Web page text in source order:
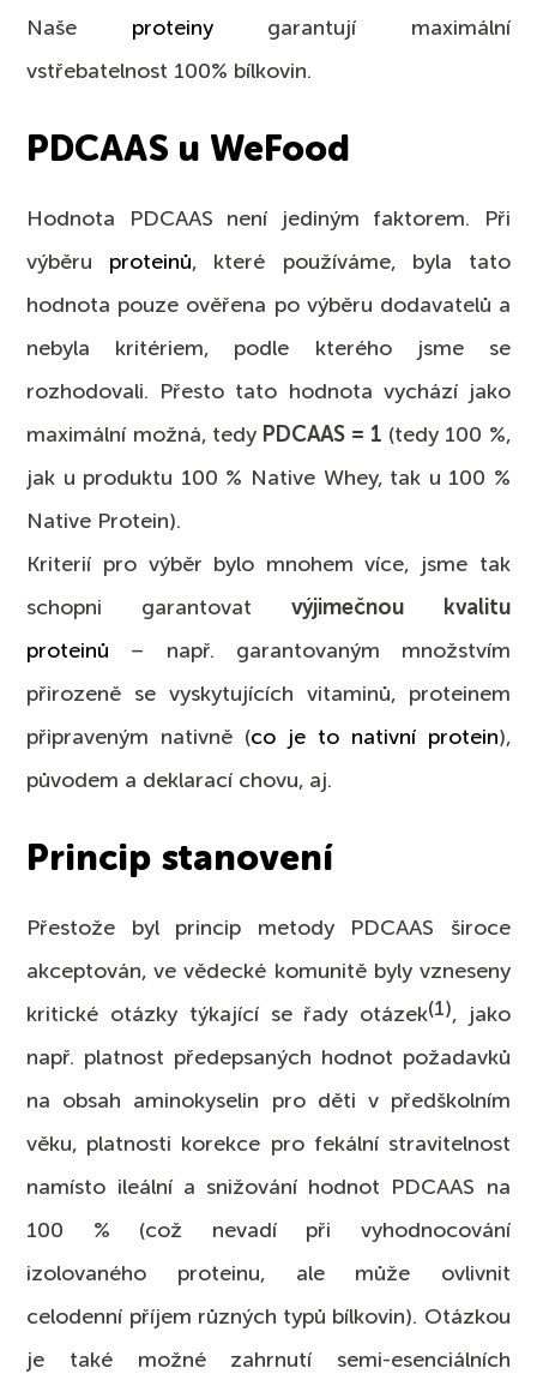
Naše proteinygarantují maximální
vstřebatelnost 100% bílkovin.
PDCAAS u WeFood
Hodnota PDCAAS není jediným faktorem. Při
výběru proteinů, které používáme, byla tato
hodnota pouze ověřena po výběru dodavatelů a
nebyla kritériem, podle kterého jsme se
rozhodovali. Přesto tato hodnota vychází jako
maximální možná, tedy PDCAAS = 1 (tedy 100 %,
jak u produktu 100 % Native Whey, tak u 100 %
Native Protein).
Kriterií pro výběr bylo mnohem více, jsme tak
schopni garantovat výjimečnou kvalitu
proteinů – např. garantovaným množstvím
přirozeně se vyskytujících vitaminů, proteinem
připraveným nativně (co je to nativní protein),
původem a deklarací chovu, aj.
Princip stanovení
Přestože byl princip metody PDCAAS široce
akceptován, ve vědecké komunitě byly vzneseny
kritické otázky týkající se řady otázek(1), jako
např. platnost předepsaných hodnot požadavků
na obsah aminokyselin pro děti v předškolním
věku, platnosti korekce pro fekální stravitelnost
namísto ileální a snižování hodnot PDCAAS na
100 % (což nevadí při vyhodnocování
izolovaného proteinu, ale může ovlivnit
celodenní příjem různých typů bílkovin). Otázkou
je také možné zahrnutí semi-esenciálních